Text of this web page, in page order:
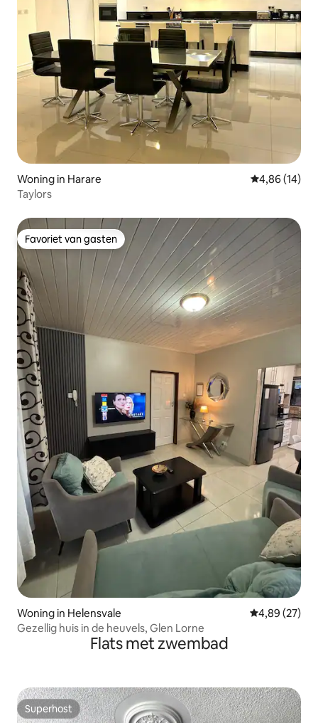
Woning in Harare Gemiddelde
4,86 (14)
Taylors
Favoriet van gasten
Favoriet van gasten
Woning in Helensvale Gemiddelde
4,89 (27)
Gezellig huis in de heuvels, Glen Lorne
Flats met zwembad
Superhost
Superhost